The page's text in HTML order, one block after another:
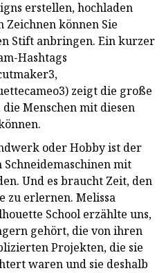
erstellen, hochladen
Zeichnen können Sie
Stift anbringen. Ein kurzer
Hashtags
zeigt die große
Menschen mit diesen
oder Hobby ist der
mit
Und es braucht Zeit, den
zu erlernen. Melissa
School erzählte uns,
gehört, die von ihren
Projekten, die sie
waren und sie deshalb